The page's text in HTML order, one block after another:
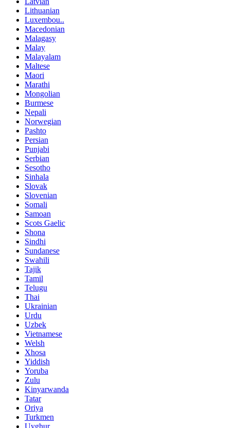
Lithuanian
Luxembou..
Macedonian
Malagasy
Malay
Malayalam
Maltese
Maori
Marathi
Mongolian
Burmese
Nepali
Norwegian
Pashto
Persian
Punjabi
Serbian
Sesotho
Sinhala
Slovak
Slovenian
Somali
Samoan
Scots Gaelic
Shona
Sindhi
Sundanese
Swahili
Tajik
Tamil
Telugu
Thai
Ukrainian
Urdu
Uzbek
Vietnamese
Welsh
Xhosa
Yiddish
Yoruba
Zulu
Kinyarwanda
Tatar
Oriya
Turkmen